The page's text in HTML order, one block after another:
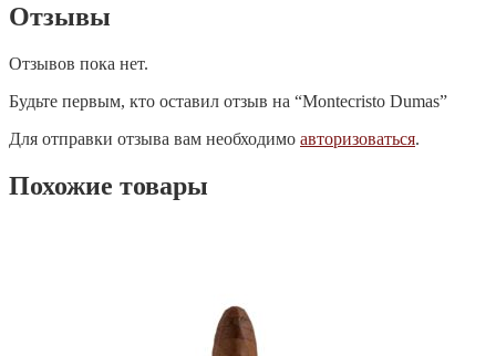
Отзывы
Отзывов пока нет.
Будьте первым, кто оставил отзыв на “Montecristo Dumas”
Для отправки отзыва вам необходимо авторизоваться.
Похожие товары